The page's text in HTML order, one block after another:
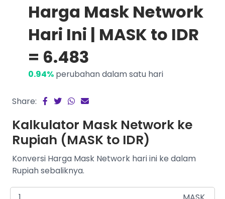
Harga Mask Network
Hari Ini | MASK to IDR
= 6.483
0.94%perubahan dalam satu hari
Share:
Kalkulator Mask Network ke
Rupiah (MASK to IDR)
Konversi Harga Mask Network hari ini ke dalam
Rupiah sebaliknya.